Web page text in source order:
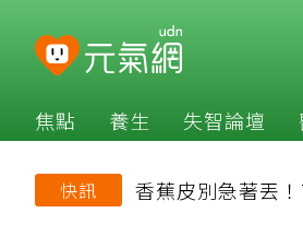
焦點 養生 失智論壇
快訊 香蕉皮別急著丟